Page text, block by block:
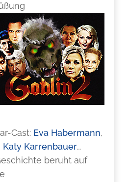
Cast: Eva Habermann,
Katy Karrenbauer…
beruht auf